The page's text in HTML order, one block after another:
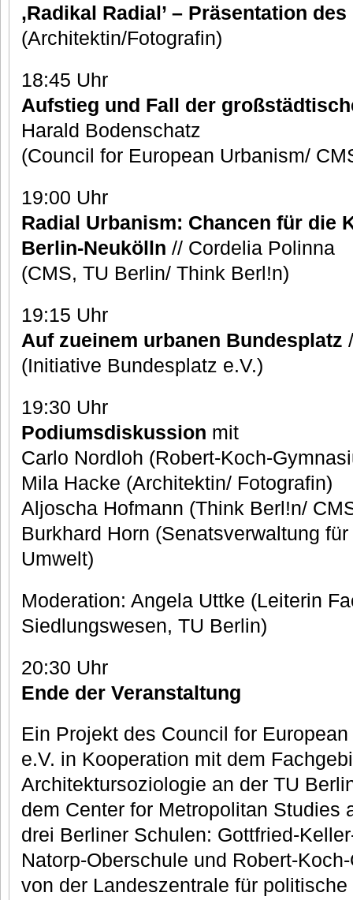
‚Radikal Radial’ – Präsentation
(Architektin/Fotografin)
18:45 Uhr
Aufstieg und Fall der
Harald Bodenschatz
(Council for European Urbanism/
19:00 Uhr
Radial Urbanism: Chancen für die
Berlin-Neukölln // Cordelia Polinna
(CMS, TU Berlin/ Think Berl!n)
19:15 Uhr
Auf zueinem urbanen Bundesplatz
(Initiative Bundesplatz e.V.)
19:30 Uhr
Podiumsdiskussion mit
Carlo Nordloh (Robert-Koch-
Mila Hacke (Architektin/ Fotografin)
Aljoscha Hofmann (Think Berl!n/
Burkhard Horn (Senatsverwaltung
Umwelt)
Moderation: Angela Uttke (Leiterin
Siedlungswesen, TU Berlin)
20:30 Uhr
Ende der Veranstaltung
Ein Projekt des Council for
e.V. in Kooperation mit dem
Architektursoziologie an der TU
dem Center for Metropolitan Studies
drei Berliner Schulen: Gottfried-
Natorp-Oberschule und Robert-
von der Landeszentrale für